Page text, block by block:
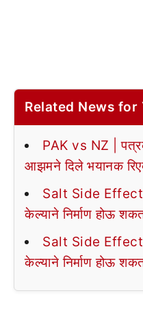
Related News for
PAK vs NZ |
आझमने दिले भयानक
Salt Side
केल्याने निर्माण होऊ
Salt Side
केल्याने निर्माण होऊ